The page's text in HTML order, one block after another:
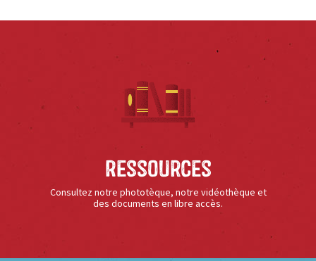
Ressources
Consultez notre phototèque, notre vidéothèque et
des documents en libre accès.